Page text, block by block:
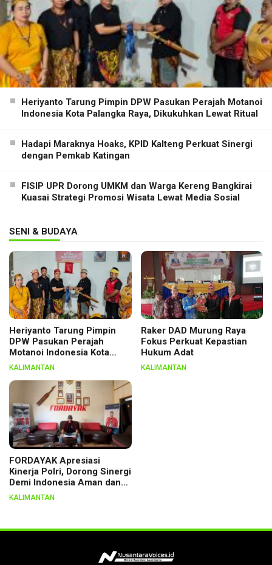
Heriyanto Tarung Pimpin DPW Pasukan Perajah Motanoi
Indonesia Kota Palangka Raya, Dikukuhkan Lewat Ritual
Hadapi Maraknya Hoaks, KPID Kalteng Perkuat Sinergi
dengan Pemkab Katingan
FISIP UPR Dorong UMKM dan Warga Kereng Bangkirai
Kuasai Strategi Promosi Wisata Lewat Media Sosial
SENI & BUDAYA
Heriyanto Tarung Pimpin
DPW Pasukan Perajah
Motanoi Indonesia Kota
Palangka Raya, Dikukuhkan
KALIMANTAN
Raker DAD Murung Raya
Fokus Perkuat Kepastian
Hukum Adat
KALIMANTAN
FORDAYAK Apresiasi
Kinerja Polri, Dorong Sinergi
Demi Indonesia Aman dan
Berkeadilan
KALIMANTAN